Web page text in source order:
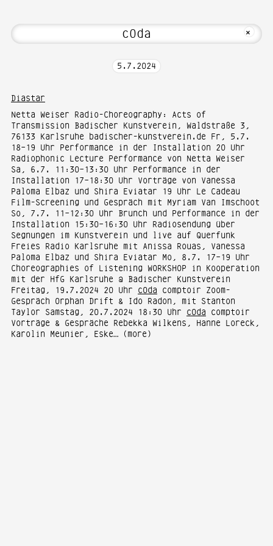
+
5 . 7 . 2024
Diastar
Netta Weiser Radio-Choreography: Acts of
Transmission Badischer Kunstverein, Waldstraße 3,
76133 Karlsruhe badischer-kunstverein.de Fr, 5.7.
18–19 Uhr Performance in der Installation 20 Uhr
Radiophonic Lecture Performance von Netta Weiser
Sa, 6.7. 11:30–13:30 Uhr Performance in der
Installation 17–18:30 Uhr Vorträge von Vanessa
Paloma Elbaz und Shira Eviatar 19 Uhr Le Cadeau
Film-Screening und Gespräch mit Myriam Van Imschoot
So, 7.7. 11–12:30 Uhr Brunch und Performance in der
Installation 15:30–16:30 Uhr Radiosendung über
Segnungen im Kunstverein und live auf Querfunk
Freies Radio Karlsruhe mit Anissa Rouas, Vanessa
Paloma Elbaz und Shira Eviatar Mo, 8.7. 17–19 Uhr
Choreographies of Listening WORKSHOP in Kooperation
mit der HfG Karlsruhe @ Badischer Kunstverein
Freitag, 19.7.2024 20 Uhr c0da comptoir Zoom-
Gespräch 0rphan Drift & Ido Radon, mit Stanton
Taylor Samstag, 20.7.2024 18:30 Uhr c0da comptoir
Vorträge & Gespräche Rebekka Wilkens, Hanne Loreck,
Karolin Meunier, Eske…
(more)